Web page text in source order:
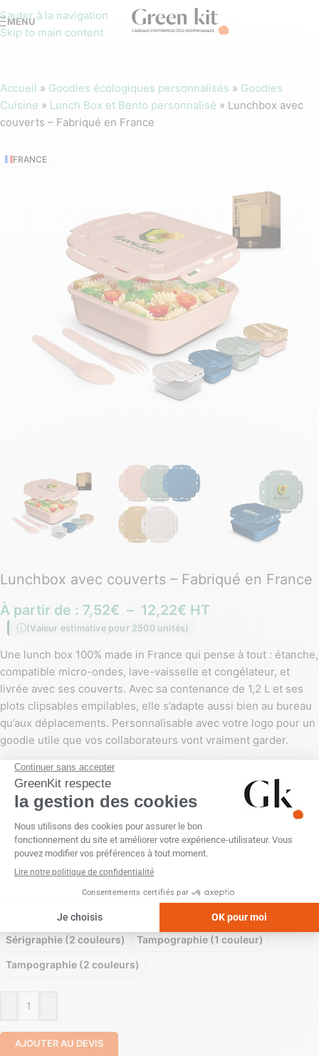
Sauter à la navigation
Skip to main content
MENU
Accueil » Goodies écologiques personnalisés » Goodies
Cuisine » Lunch Box et Bento personnalisé » Lunchbox avec
couverts – Fabriqué en France
FRANCE
Lunchbox avec couverts – Fabriqué en France
À partir de : 7,52€ – 12,22€ HT
(Valeur estimative pour 2500 unités)
Une lunch box 100% made in France qui pense à tout : étanche,
compatible micro-ondes, lave-vaisselle et congélateur, et
livrée avec ses couverts. Avec sa contenance de 1,2 L et ses
plots clipsables empilables, elle s’adapte aussi bien au bureau
qu’aux déplacements. Personnalisable avec votre logo pour un
goodie utile que vos collaborateurs vont vraiment garder.
COULEUR
PERSONNALISATION
Impression numérique (quadri) + nominatif
Sans personnalisation Sérigraphie (1 couleur)
Sérigraphie (2 couleurs) Tampographie (1 couleur)
Tampographie (2 couleurs)
AJOUTER AU DEVIS